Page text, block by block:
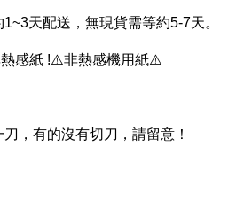
天配送，無現貨需等約5-7天。
熱感紙 !⚠️非熱感機用紙⚠️
，有的沒有切刀，請留意！